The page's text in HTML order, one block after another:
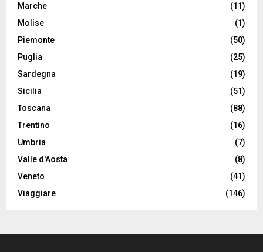
Marche
(11)
Molise
(1)
Piemonte
(50)
Puglia
(25)
Sardegna
(19)
Sicilia
(51)
Toscana
(88)
Trentino
(16)
Umbria
(7)
Valle d'Aosta
(8)
Veneto
(41)
Viaggiare
(146)